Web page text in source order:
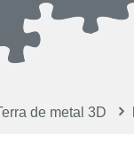
de metal 3D